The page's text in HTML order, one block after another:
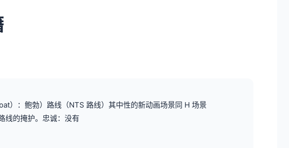
）：鲍勃）路线（NTS 路线）其中性的新动画场景同 H 场景
线的掩护。忠诚：没有